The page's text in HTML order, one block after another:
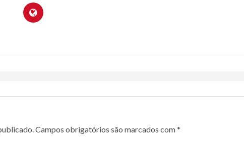
Campos obrigatórios são marcados com*